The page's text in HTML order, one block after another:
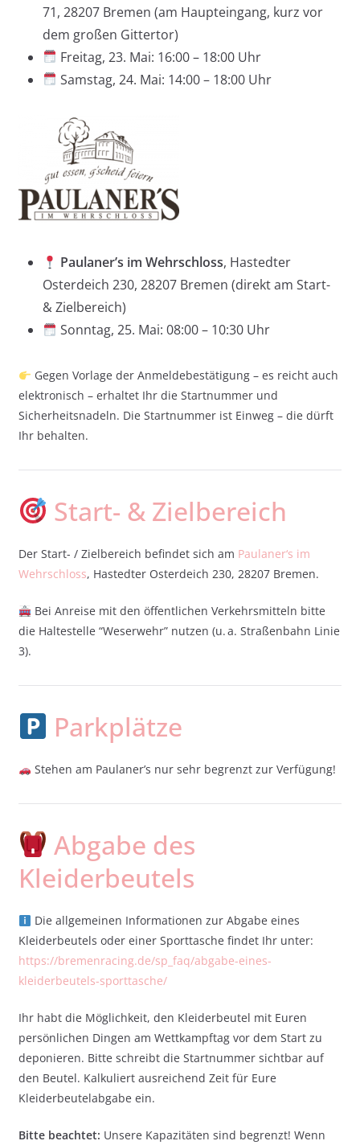
71, 28207 Bremen (am Haupteingang, kurz vor
dem großen Gittertor)
Freitag, 23. Mai: 16:00 – 18:00 Uhr
Samstag, 24. Mai: 14:00 – 18:00 Uhr
Paulaner’s im Wehrschloss, Hastedter
Osterdeich 230, 28207 Bremen (direkt am Start-
& Zielbereich)
Sonntag, 25. Mai: 08:00 – 10:30 Uhr
Gegen Vorlage der Anmeldebestätigung – es reicht auch
elektronisch – erhaltet Ihr die Startnummer und
Sicherheitsnadeln. Die Startnummer ist Einweg – die dürft
Ihr behalten.
Start- & Zielbereich
Der Start- / Zielbereich befindet sich am Paulaner‘s im
Wehrschloss, Hastedter Osterdeich 230, 28207 Bremen.
Bei Anreise mit den öffentlichen Verkehrsmitteln bitte
die Haltestelle “Weserwehr” nutzen (u. a. Straßenbahn Linie
3).
Parkplätze
Stehen am Paulaner’s nur sehr begrenzt zur Verfügung!
Abgabe des
Kleiderbeutels
Die allgemeinen Informationen zur Abgabe eines
Kleiderbeutels oder einer Sporttasche findet Ihr unter:
https://bremenracing.de/sp_faq/abgabe-eines-
kleiderbeutels-sporttasche/
Ihr habt die Möglichkeit, den Kleiderbeutel mit Euren
persönlichen Dingen am Wettkampftag vor dem Start zu
deponieren. Bitte schreibt die Startnummer sichtbar auf
den Beutel. Kalkuliert ausreichend Zeit für Eure
Kleiderbeutelabgabe ein.
Bitte beachtet: Unsere Kapazitäten sind begrenzt! Wenn